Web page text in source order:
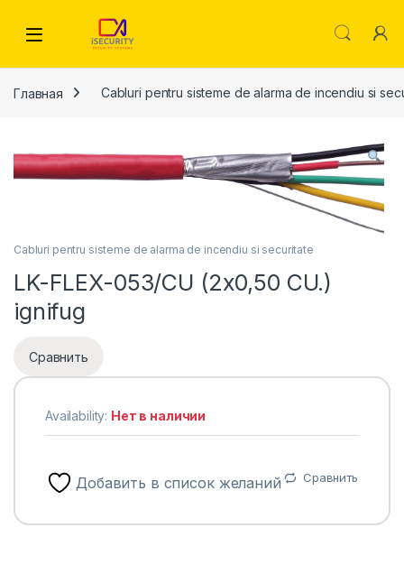
Главная Cabluri pentru sisteme de alarma de incendiu si
Cabluri pentru sisteme de alarma de incendiu si securitate
LK-FLEX-053/CU (2х0,50 CU.)
ignifug
Сравнить
Availability: Нет в наличии
Добавить в список желаний Сравнить